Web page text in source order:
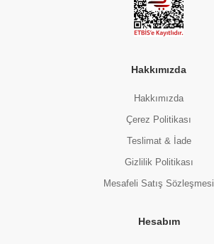
Hakkımızda
Hakkımızda
Çerez Politikası
Teslimat & İade
Gizlilik Politikası
Mesafeli Satış Sözleşmesi
Hesabım